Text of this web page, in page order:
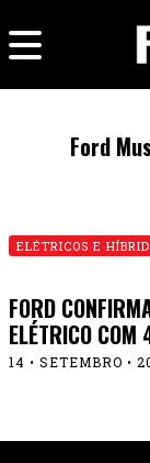
Ford
ELÉTRICOS E
FORD
ELÉTRICO
14 • SETEMBRO •